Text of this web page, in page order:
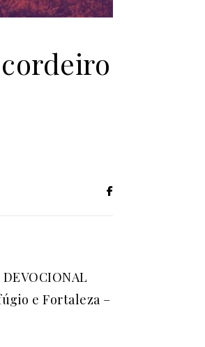
e Fortaleza –